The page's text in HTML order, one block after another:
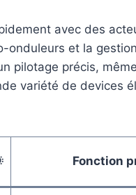
avec des
onduleurs et la
pilotage précis,
variété de devices
Fonction